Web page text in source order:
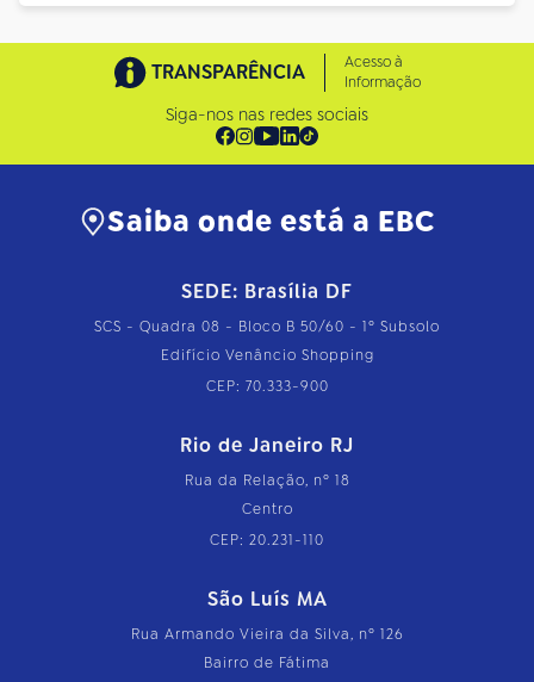
TRANSPARÊNCIA
Acesso à
Informação
Siga-nos nas redes sociais
Saiba onde está a EBC
SEDE: Brasília DF
SCS - Quadra 08 - Bloco B 50/60 - 1º Subsolo
Edifício Venâncio Shopping
CEP: 70.333-900
Rio de Janeiro RJ
Rua da Relação, nº 18
Centro
CEP: 20.231-110
São Luís MA
Rua Armando Vieira da Silva, nº 126
Bairro de Fátima